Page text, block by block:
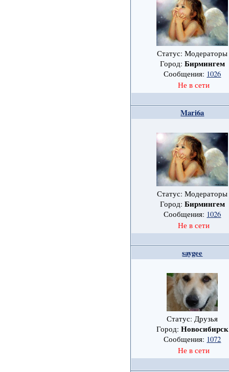
Статус: Модераторы
Город: Бирмингем
Сообщения: 1026
Не в сети
Mari6a
Статус: Модераторы
Город: Бирмингем
Сообщения: 1026
Не в сети
saygee
Статус: Друзья
Город: Новосибирск
Сообщения: 1072
Не в сети